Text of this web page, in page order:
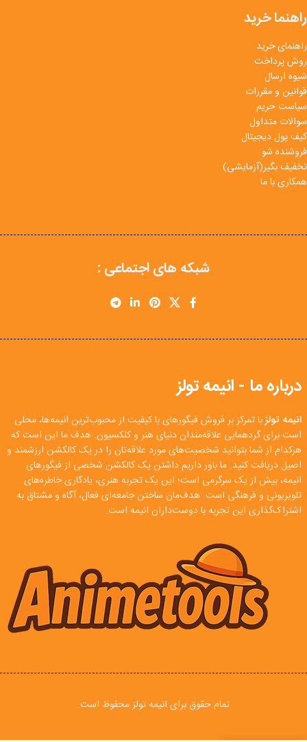
راهنما خرید
راهنمای خرید
روش پرداخت
شیوه ارسال
قوانین و مقررات
سیاست حریم
سوالات متداول
کیف پول دیجیتال
فروشنده شو
تخفیف بگیر(آزمایشی)
همکاری با ما
شبکه های اجتماعی :
درباره ما - انیمه تولز
انیمه تولزبا تمرکز بر فروش فیگورهای با کیفیت از محبوب‌ترین انیمه‌ها، محلی
است برای گردهمایی علاقه‌مندان دنیای هنر و کلکسیون. هدف ما این است که
هرکدام از شما بتوانید شخصیت‌های مورد علاقه‌تان را در یک کالکشن ارزشمند و
اصیل دریافت کنید. ما باور داریم داشتن یک کالکشن شخصی از فیگورهای
انیمه، بیش از یک سرگرمی است؛ این یک تجربه هنری، یادگاری خاطره‌های
تلویزیونی و فرهنگی است. هدف‌مان ساختن جامعه‌ای فعال، آگاه و مشتاق به
اشتراک‌گذاری این تجربه با دوست‌داران انیمه است.
تمام حقوق برای انیمه تولز محفوظ است.